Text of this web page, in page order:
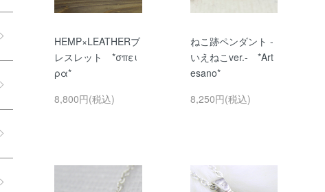
HEMP×LEATHERブ
レスレット *σπει
ρα*
8,800円(税込)
ねこ跡ペンダント -
いえねこver.- *Art
esano*
8,250円(税込)